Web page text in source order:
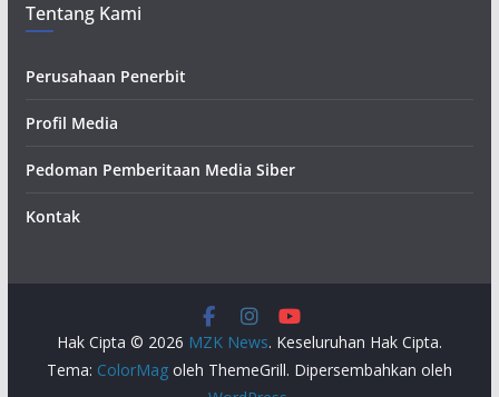
Tentang Kami
Perusahaan Penerbit
Profil Media
Pedoman Pemberitaan Media Siber
Kontak
Hak Cipta © 2026 MZK News. Keseluruhan Hak Cipta.
Tema: ColorMagoleh ThemeGrill. Dipersembahkan oleh